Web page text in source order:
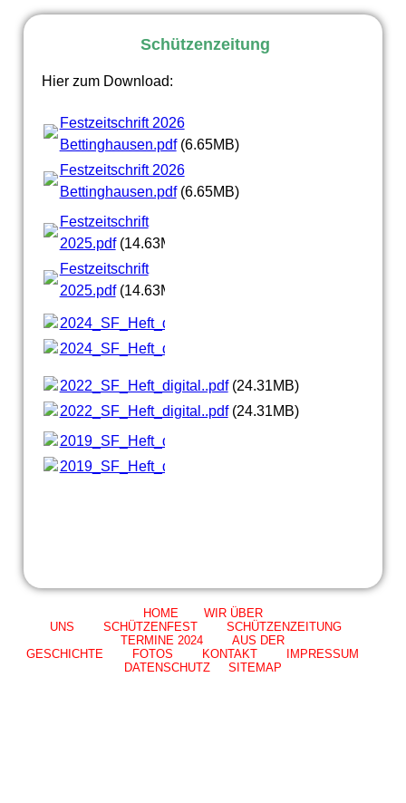
Schützenzeitung
Hier zum Download:
Festzeitschrift 2026
Bettinghausen.pdf(6.65MB)
Festzeitschrift 2026
Bettinghausen.pdf(6.65MB)
Festzeitschrift
2025.pdf(14.63MB)
Festzeitschrift
2025.pdf(14.63MB)
2024_SF_Heft_digital.pdf
2024_SF_Heft_digital.pdf
2022_SF_Heft_digital..pdf(24.31MB)
2022_SF_Heft_digital..pdf(24.31MB)
2019_SF_Heft_digital.pdf
2019_SF_Heft_digital.pdf
HOME
WIR ÜBER
UNS
SCHÜTZENFEST
SCHÜTZENZEITUNG
TERMINE 2024
AUS DER
GESCHICHTE
FOTOS KONTAKT
IMPRESSUM
DATENSCHUTZ SITEMAP